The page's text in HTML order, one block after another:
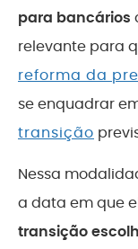
para bancários
relevante para
reforma da
se enquadrar
transição
Nessa
a data em que
transição